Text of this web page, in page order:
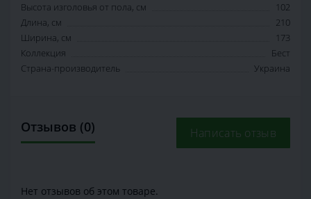
Высота изголовья от пола, см
102
Длина, см
210
Ширина, см
173
Коллекция
Бест
Страна-производитель
Украина
Отзывов (0) Написать отзыв
Нет отзывов об этом товаре.